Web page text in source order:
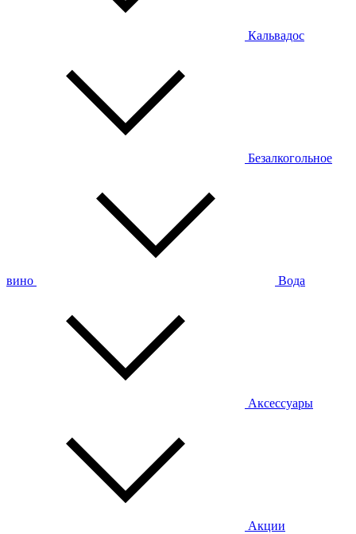
Кальвадос
Безалкогольное
вино Вода
Аксессуары
Акции